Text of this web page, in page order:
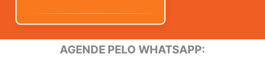
AGENDE PELO WHATSAPP: